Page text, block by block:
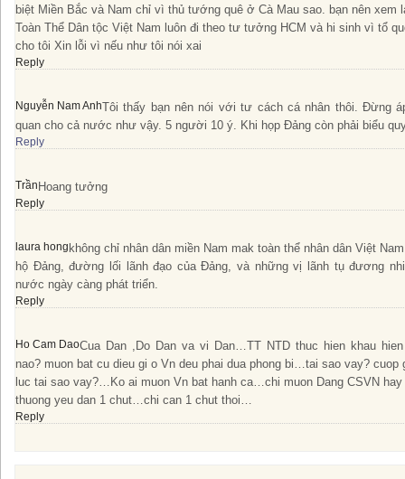
biệt Miền Bắc và Nam chỉ vì thủ tướng quê ở Cà Mau sao. bạn nên xem
Toàn Thể Dân tộc Việt Nam luôn đi theo tư tưởng HCM và hi sinh vì tổ
cho tôi Xin lỗi vì nếu như tôi nói xai
Reply
Nguyễn Nam AnhTôi thấy bạn nên nói với tư cách cá nhân thôi. Đừng
quan cho cả nước như vậy. 5 người 10 ý. Khi họp Đảng còn phải biểu
Reply
Trần Hoang tưởng
Reply
laura hong không chỉ nhân dân miền Nam mak toàn thể nhân dân Việt
hộ Đảng, đường lối lãnh đạo của Đảng, và những vị lãnh tụ đương
nước ngày càng phát triển.
Reply
Ho Cam DaoCua Dan ,Do Dan va vi Dan…TT NTD thuc hien khau
nao? muon bat cu dieu gi o Vn deu phai dua phong bi…tai sao vay? cuop
luc tai sao vay?…Ko ai muon Vn bat hanh ca…chi muon Dang CSVN
thuong yeu dan 1 chut…chi can 1 chut thoi…
Reply